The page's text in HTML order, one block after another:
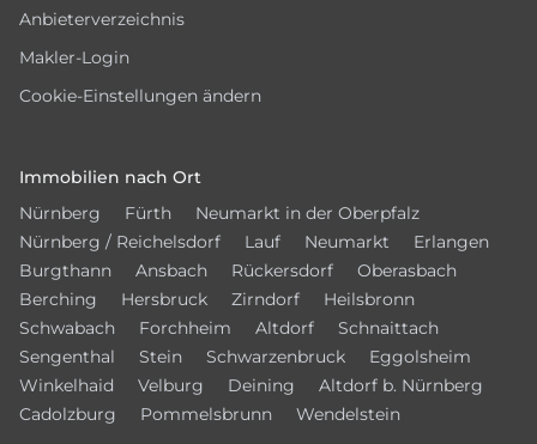
Anbieterverzeichnis
Makler-Login
Cookie-Einstellungen ändern
Immobilien nach Ort
Nürnberg
Fürth
Neumarkt in der Oberpfalz
Nürnberg / Reichelsdorf
Lauf Neumarkt
Erlangen
Burgthann
Ansbach Rückersdorf
Oberasbach
Berching
Hersbruck Zirndorf
Heilsbronn
Schwabach
Forchheim Altdorf
Schnaittach
Sengenthal
Stein Schwarzenbruck
Eggolsheim
Winkelhaid
Velburg Deining
Altdorf b. Nürnberg
Cadolzburg
Pommelsbrunn Wendelstein